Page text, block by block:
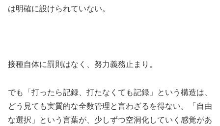
は明確に設けられていない。
接種自体に罰則はなく、努力義務止まり。
でも「打ったら記録、打たなくても記録」という構造は、
どう見ても実質的な全数管理と言わざるを得ない。「自由
な選択」という言葉が、少しずつ空洞化していく感覚があ